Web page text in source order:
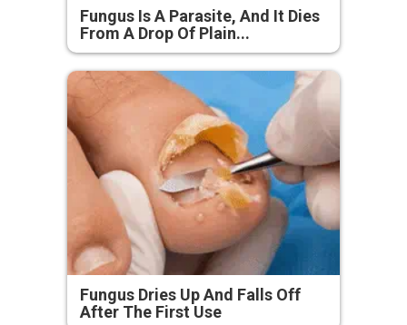
Fungus Is A Parasite, And It Dies
From A Drop Of Plain...
Fungus Dries Up And Falls Off
After The First Use